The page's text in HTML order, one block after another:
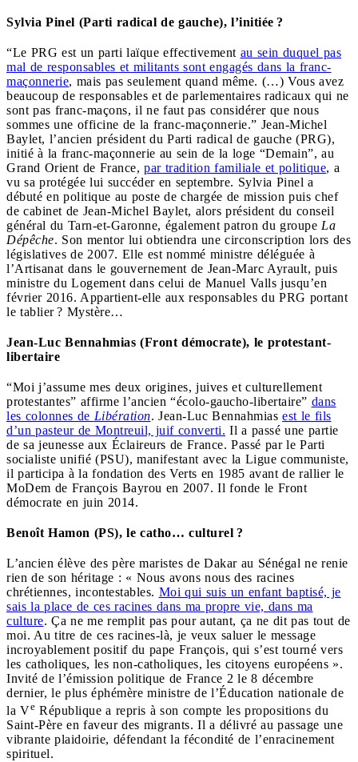
Sylvia Pinel (Parti radical de gauche), l’initiée ?
“Le PRG est un parti laïque effectivement au sein duquel pas
mal de responsables et militants sont engagés dans la franc-
maçonnerie, mais pas seulement quand même. (…) Vous avez
beaucoup de responsables et de parlementaires radicaux qui ne
sont pas franc-maçons, il ne faut pas considérer que nous
sommes une officine de la franc-maçonnerie.” Jean-Michel
Baylet, l’ancien président du Parti radical de gauche (PRG),
initié à la franc-maçonnerie au sein de la loge “Demain”, au
Grand Orient de France, par tradition familiale et politique, a
vu sa protégée lui succéder en septembre. Sylvia Pinel a
débuté en politique au poste de chargée de mission puis chef
de cabinet de Jean-Michel Baylet, alors président du conseil
général du Tarn-et-Garonne, également patron du groupe La
Dépêche. Son mentor lui obtiendra une circonscription lors des
législatives de 2007. Elle est nommé ministre déléguée à
l’Artisanat dans le gouvernement de Jean-Marc Ayrault, puis
ministre du Logement dans celui de Manuel Valls jusqu’en
février 2016. Appartient-elle aux responsables du PRG portant
le tablier ? Mystère…
Jean-Luc Bennahmias (Front démocrate), le protestant-
libertaire
“Moi j’assume mes deux origines, juives et culturellement
protestantes” affirme l’ancien “écolo-gaucho-libertaire” dans
les colonnes de Libération. Jean-Luc Bennahmias est le fils
d’un pasteur de Montreuil, juif converti. Il a passé une partie
de sa jeunesse aux Éclaireurs de France. Passé par le Parti
socialiste unifié (PSU), manifestant avec la Ligue communiste,
il participa à la fondation des Verts en 1985 avant de rallier le
MoDem de François Bayrou en 2007. Il fonde le Front
démocrate en juin 2014.
Benoît Hamon (PS), le catho… culturel ?
L’ancien élève des père maristes de Dakar au Sénégal ne renie
rien de son héritage : « Nous avons nous des racines
chrétiennes, incontestables. Moi qui suis un enfant baptisé, je
sais la place de ces racines dans ma propre vie, dans ma
culture. Ça ne me remplit pas pour autant, ça ne dit pas tout de
moi. Au titre de ces racines-là, je veux saluer le message
incroyablement positif du pape François, qui s’est tourné vers
les catholiques, les non-catholiques, les citoyens européens ».
Invité de l’émission politique de France 2 le 8 décembre
dernier, le plus éphémère ministre de l’Éducation nationale de
la Ve République a repris à son compte les propositions du
Saint-Père en faveur des migrants. Il a délivré au passage une
vibrante plaidoirie, défendant la fécondité de l’enracinement
spirituel.